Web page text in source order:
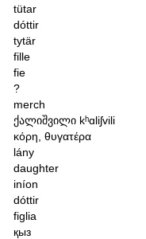
tütar
dóttir
tytär
fille
fie
?
merch
ქალიშვილი kʰɑliʃvili
κόρη, θυγατέρα
lány
daughter
iníon
dóttir
figlia
қыз